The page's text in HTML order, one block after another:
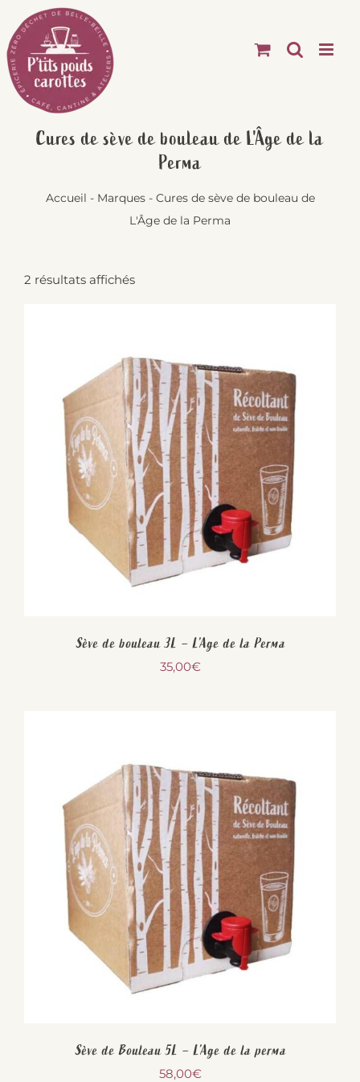
Passer
au
contenu
Cures de sève de bouleau de L'Âge de la
Perma
Accueil - Marques- Cures de sève de bouleau de
L'Âge de la Perma
2 résultats affichés
Sève de bouleau 3L – L’Age de la Perma
35,00€
Sève de Bouleau 5L – L’Age de la perma
58,00€